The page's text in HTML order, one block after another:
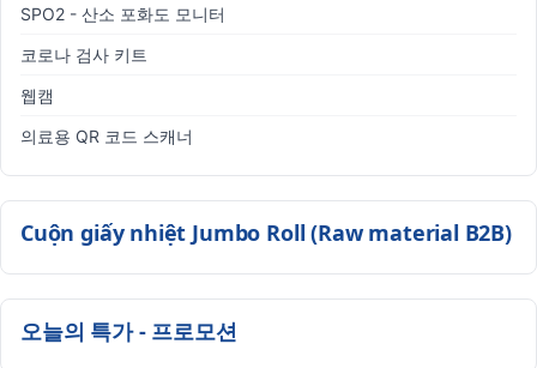
SPO2 - 산소 포화도 모니터
코로나 검사 키트
웹캠
의료용 QR 코드 스캐너
Cuộn giấy nhiệt Jumbo Roll (Raw material B2B)
오늘의 특가 - 프로모션